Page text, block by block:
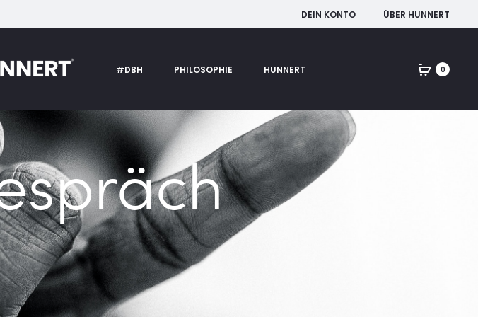
DEIN KONTO ÜBER HUNNERT
#DBH PHILOSOPHIE HUNNERT 0